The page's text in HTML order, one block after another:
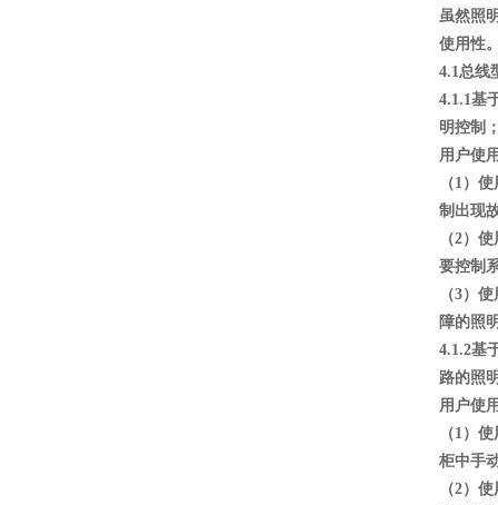
虽然照
使用性
4.1总线
4.1.1基
明控制
用户使
（1）
制出现
（2）
要控制
（3）
障的照
4.1.2基
路的照
用户使
（1）
柜中手
（2）